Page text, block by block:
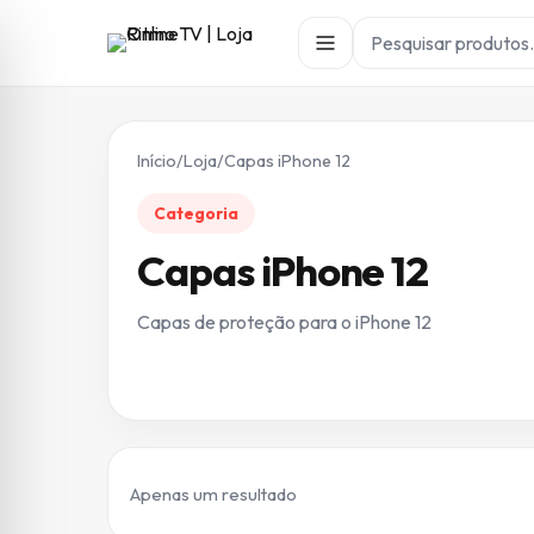
Início/Loja/Capas iPhone 12
Categoria
Capas iPhone 12
Capas de proteção para o iPhone 12
Apenas um resultado